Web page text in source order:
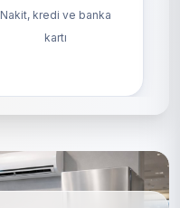
Nakit, kredi ve banka
kartı